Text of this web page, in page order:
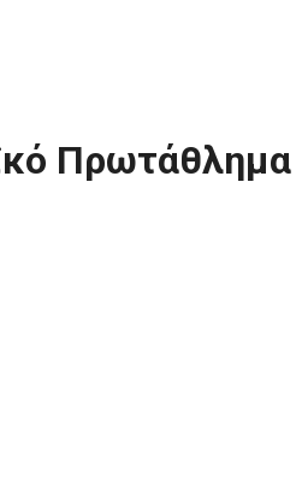
Πρωτάθλημα